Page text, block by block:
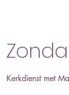
Kerkdienst met